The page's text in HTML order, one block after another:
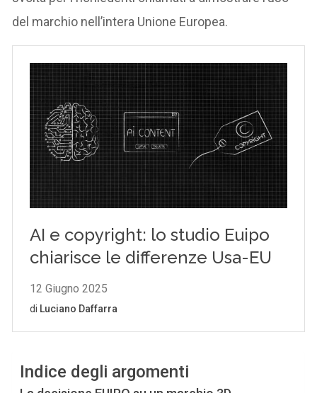
del marchio nell’intera Unione Europea.
Indice degli argomenti